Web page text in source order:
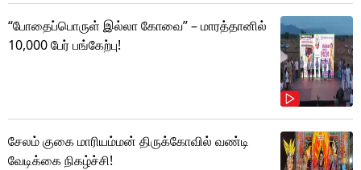
“போதைப்பொருள் இல்லா கோவை” – மாரத்தானில்
10,000 பேர் பங்கேற்பு!
சேலம் குகை மாரியம்மன் திருக்கோவில் வண்டி
வேடிக்கை நிகழ்ச்சி!